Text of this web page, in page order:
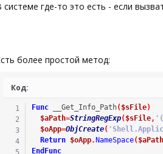
системе где-то это есть - если
более простой метод:
Код:
Func __Get_Info_Path( $sFile)
$aPath=StringRegExp( $sFile,
$oApp=ObjCreate(
Return
$oApp. NameSpace( $aPath
EndFunc